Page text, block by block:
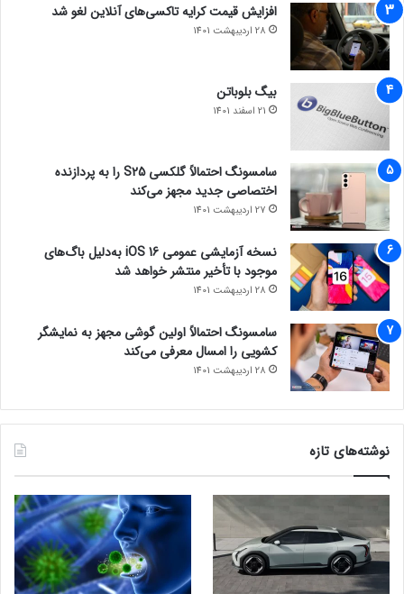
افزایش قیمت کرایه تاکسی‌های آنلاین لغو شد
28 اردیبهشت 1401
بیگ بلوباتن
21 اسفند 1401
سامسونگ احتمالاً گلکسی S25 را به پردازنده
اختصاصی جدید مجهز می‌کند
27 اردیبهشت 1401
نسخه آزمایشی عمومی iOS 16 به‌دلیل باگ‌های
موجود با تأخیر منتشر خواهد شد
28 اردیبهشت 1401
سامسونگ احتمالاً اولین گوشی مجهز به نمایشگر
کشویی را امسال معرفی می‌کند
28 اردیبهشت 1401
نوشته‌های تازه